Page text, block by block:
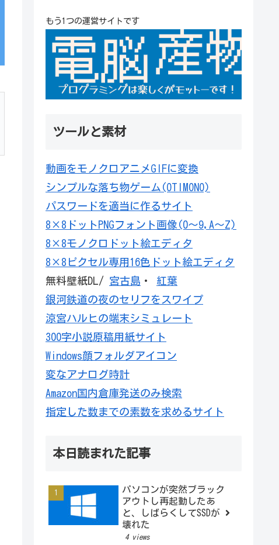
もう1つの運営サイトです
ツールと素材
動画をモノクロアニメGIFに変換
シンプルな落ち物ゲーム(OTIMONO)
パスワードを適当に作るサイト
8×8ドットPNGフォント画像(0～9,A～Z)
8×8モノクロドット絵エディタ
8×8ピクセル専用16色ドット絵エディタ
無料壁紙DL/ 宮古島 ・ 紅葉
銀河鉄道の夜のセリフをスワイプ
涼宮ハルヒの端末シミュレート
300字小説原稿用紙サイト
Windows顔フォルダアイコン
変なアナログ時計
Amazon国内倉庫発送のみ検索
指定した数までの素数を求めるサイト
本日読まれた記事
パソコンが突然ブラック
アウトし再起動したあ
と、しばらくしてSSDが
壊れた
4 views